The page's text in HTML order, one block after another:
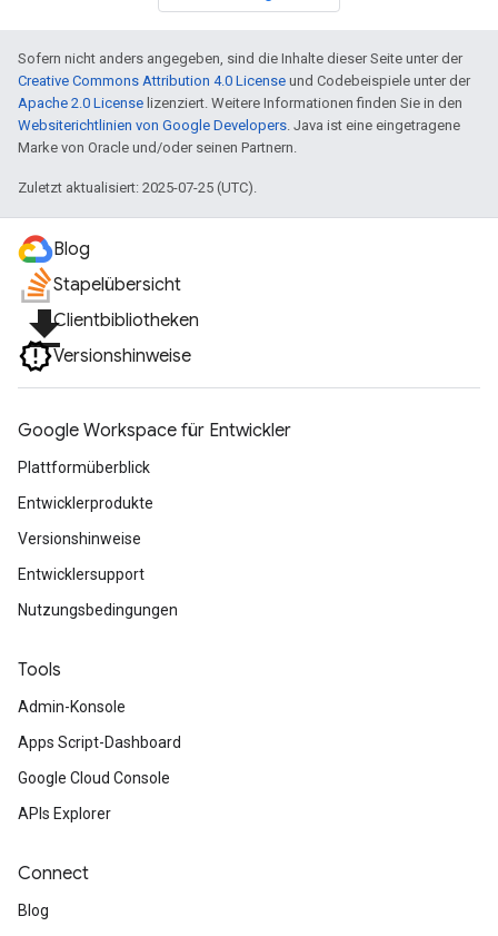
Sofern nicht anders angegeben, sind die Inhalte dieser Seite unter der
Creative Commons Attribution 4.0 License und Codebeispiele unter der
Apache 2.0 License lizenziert. Weitere Informationen finden Sie in den
Websiterichtlinien von Google Developers. Java ist eine eingetragene
Marke von Oracle und/oder seinen Partnern.
Zuletzt aktualisiert: 2025-07-25 (UTC).
Blog
Stapelübersicht
file_downloadClientbibliotheken
Versionshinweise
Google Workspace für Entwickler
Plattformüberblick
Entwicklerprodukte
Versionshinweise
Entwicklersupport
Nutzungsbedingungen
Tools
Admin-Konsole
Apps Script-Dashboard
Google Cloud Console
APIs Explorer
Connect
Blog